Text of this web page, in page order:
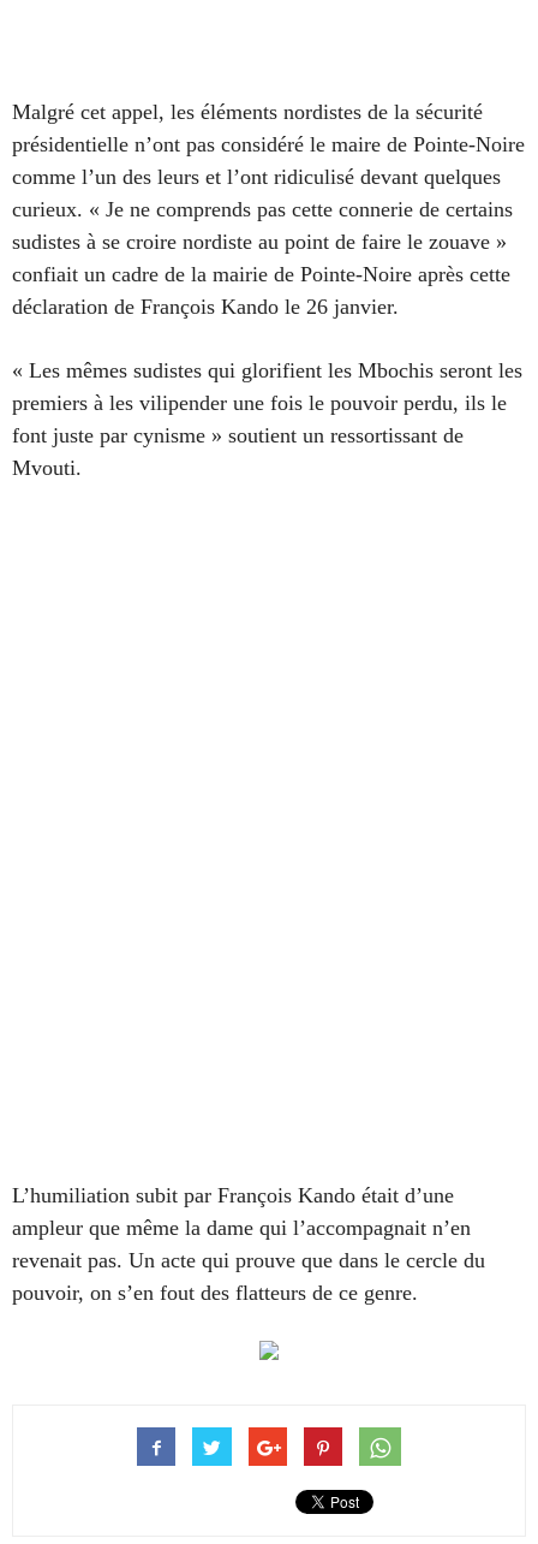
Malgré cet appel, les éléments nordistes de la sécurité
présidentielle n’ont pas considéré le maire de Pointe-Noire
comme l’un des leurs et l’ont ridiculisé devant quelques
curieux. « Je ne comprends pas cette connerie de certains
sudistes à se croire nordiste au point de faire le zouave »
confiait un cadre de la mairie de Pointe-Noire après cette
déclaration de François Kando le 26 janvier.
« Les mêmes sudistes qui glorifient les Mbochis seront les
premiers à les vilipender une fois le pouvoir perdu, ils le
font juste par cynisme » soutient un ressortissant de
Mvouti.
L’humiliation subit par François Kando était d’une
ampleur que même la dame qui l’accompagnait n’en
revenait pas. Un acte qui prouve que dans le cercle du
pouvoir, on s’en fout des flatteurs de ce genre.